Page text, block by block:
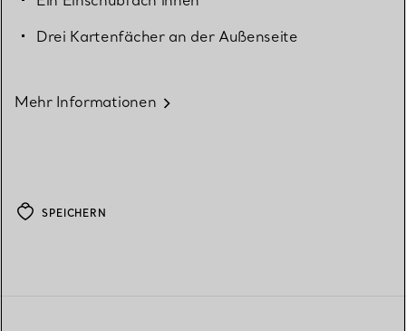
Drei Kartenfächer an der Außenseite
Mehr Informationen
SPEICHERN